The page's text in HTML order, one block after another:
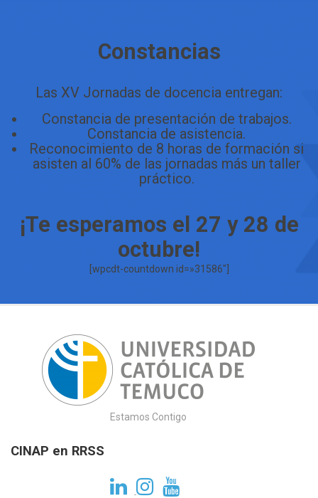
Constancias
Las XV Jornadas de docencia entregan:
Constancia de presentación de trabajos.
Constancia de asistencia.
Reconocimiento de 8 horas de formación si
asisten al 60% de las jornadas más un taller
práctico.
¡Te esperamos el 27 y 28 de
octubre!
[wpcdt-countdown id=»31586″]
Estamos Contigo
CINAP en RRSS